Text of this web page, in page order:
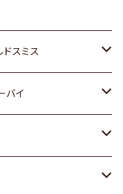
スミス
バイ